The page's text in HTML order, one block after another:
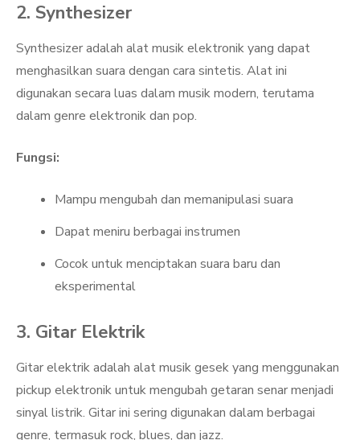
2. Synthesizer
Synthesizer adalah alat musik elektronik yang dapat
menghasilkan suara dengan cara sintetis. Alat ini
digunakan secara luas dalam musik modern, terutama
dalam genre elektronik dan pop.
Fungsi:
Mampu mengubah dan memanipulasi suara
Dapat meniru berbagai instrumen
Cocok untuk menciptakan suara baru dan
eksperimental
3. Gitar Elektrik
Gitar elektrik adalah alat musik gesek yang menggunakan
pickup elektronik untuk mengubah getaran senar menjadi
sinyal listrik. Gitar ini sering digunakan dalam berbagai
genre, termasuk rock, blues, dan jazz.